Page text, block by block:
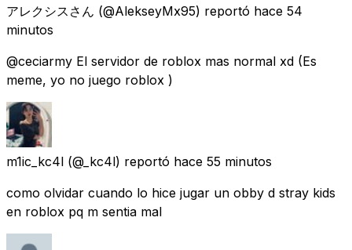
アレクシスさん (@AlekseyMx95) reportó hace 54
minutos
@ceciarmy El servidor de roblox mas normal xd (Es
meme, yo no juego roblox )
m1ic_kc4l (@_kc4l) reportó hace 55 minutos
como olvidar cuando lo hice jugar un obby d stray kids
en roblox pq m sentia mal